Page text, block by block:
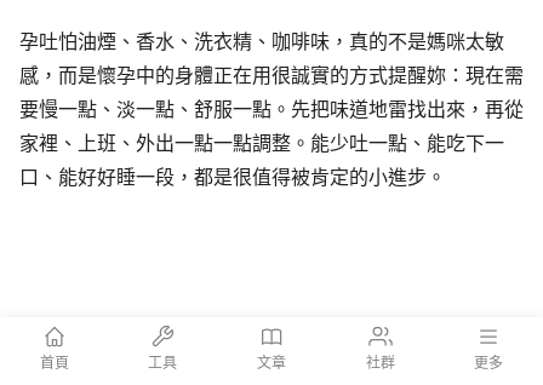
孕吐怕油煙、香水、洗衣精、咖啡味，真的不是媽咪太敏
感，而是懷孕中的身體正在用很誠實的方式提醒妳：現在需
要慢一點、淡一點、舒服一點。先把味道地雷找出來，再從
家裡、上班、外出一點一點調整。能少吐一點、能吃下一
口、能好好睡一段，都是很值得被肯定的小進步。
首頁 工具 文章 社群 更多